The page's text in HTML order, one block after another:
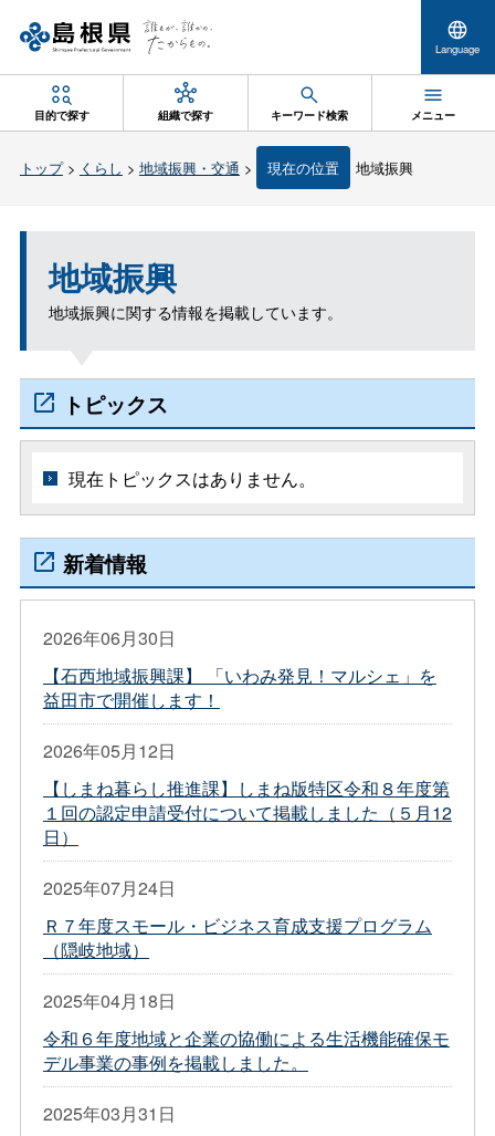
Language
目的で探す 組織で探す キーワード検索 メニュー
トップ> くらし > 地域振興・交通 > 現在の位置 地域振興
地域振興
地域振興に関する情報を掲載しています。
トピックス
現在トピックスはありません。
新着情報
2026年06月30日
【石西地域振興課】 「いわみ発見！マルシェ」を
益田市で開催します！
2026年05月12日
【しまね暮らし推進課】しまね版特区令和８年度第
１回の認定申請受付について掲載しました（５月12
日）
2025年07月24日
Ｒ７年度スモール・ビジネス育成支援プログラム
（隠岐地域）
2025年04月18日
令和６年度地域と企業の協働による生活機能確保モ
デル事業の事例を掲載しました。
2025年03月31日